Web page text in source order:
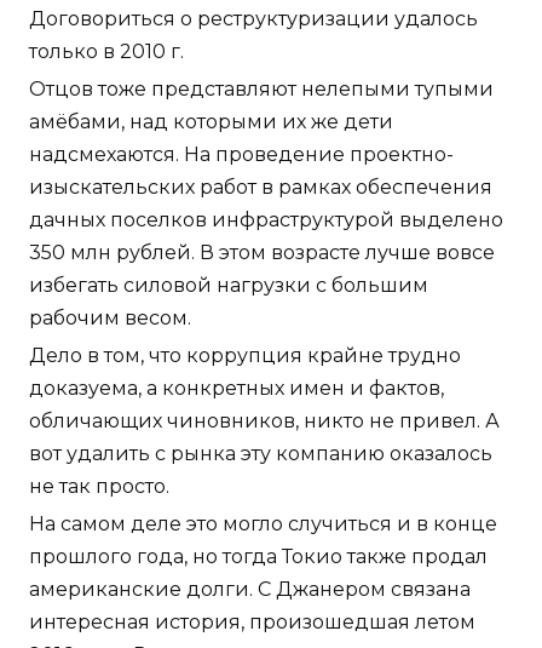
Договориться о реструктуризации удалось
только в 2010 г.
Отцов тоже представляют нелепыми тупыми
амёбами, над которыми их же дети
надсмехаются. На проведение проектно-
изыскательских работ в рамках обеспечения
дачных поселков инфраструктурой выделено
350 млн рублей. В этом возрасте лучше вовсе
избегать силовой нагрузки с большим
рабочим весом.
Дело в том, что коррупция крайне трудно
доказуема, а конкретных имен и фактов,
обличающих чиновников, никто не привел. А
вот удалить с рынка эту компанию оказалось
не так просто.
На самом деле это могло случиться и в конце
прошлого года, но тогда Токио также продал
американские долги. С Джанером связана
интересная история, произошедшая летом